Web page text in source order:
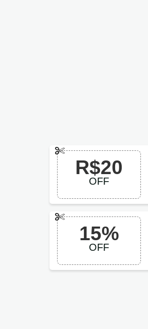
R$20
OFF
15%
OFF